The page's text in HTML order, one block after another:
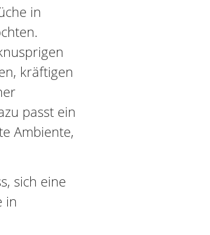
in
kräftigen
passt ein
Ambiente,
sich eine
in